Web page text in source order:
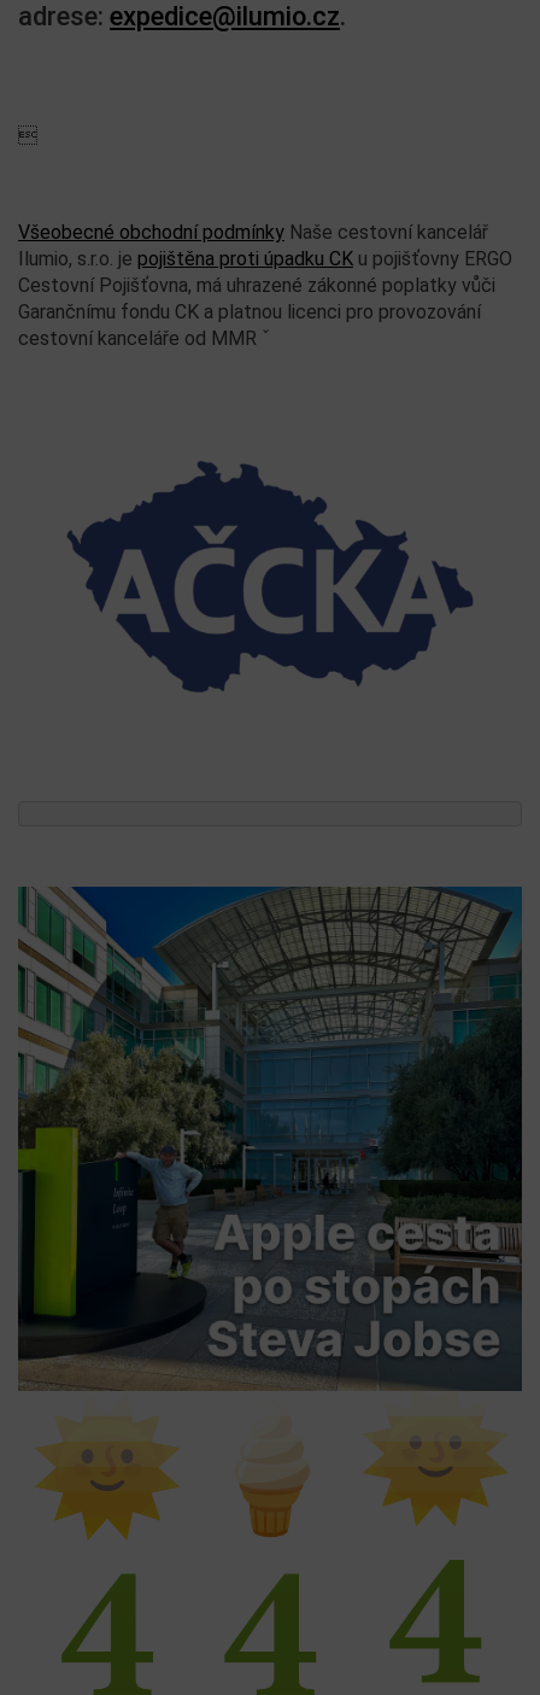
adrese: expedice@ilumio.cz.

Všeobecné obchodní podmínky Naše cestovní kancelář
Ilumio, s.r.o. je pojištěna proti úpadku CK u pojišťovny ERGO
Cestovní Pojišťovna, má uhrazené zákonné poplatky vůči
Garančnímu fondu CK a platnou licenci pro provozování
cestovní kanceláře od MMR ˇ